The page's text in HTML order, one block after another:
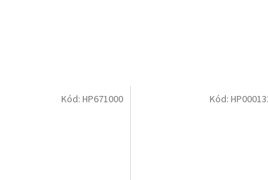
Kód: HP671000 Kód: